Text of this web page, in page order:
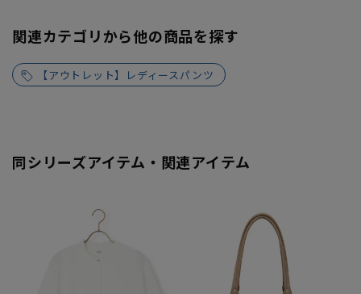
関連カテゴリから他の商品を探す
【アウトレット】レディースパンツ
同シリーズアイテム・関連アイテム